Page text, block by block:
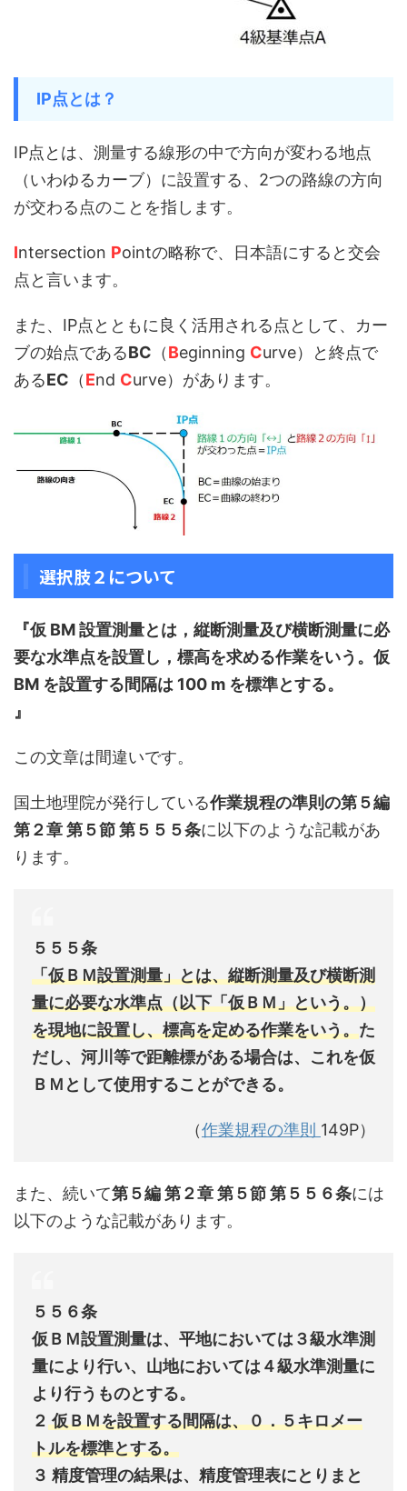
IP点とは？
IP点とは、測量する線形の中で方向が変わる地点
（いわゆるカーブ）に設置する、2つの路線の方向
が交わる点のことを指します。
Intersection Pointの略称で、日本語にすると交会
点と言います。
また、IP点とともに良く活用される点として、カー
ブの始点であるBC （Beginning Curve）と終点で
あるEC （End Curve）があります。
選択肢２について
『仮 BM 設置測量とは，縦断測量及び横断測量に必
要な水準点を設置し，標高を求める作業をいう。仮
BM を設置する間隔は 100 m を標準とする。
』
この文章は間違いです。
国土地理院が発行している作業規程の準則の第５編
第２章 第５節 第５５５条に以下のような記載があ
ります。
５５５条
「仮ＢＭ設置測量」とは、縦断測量及び横断測
量に必要な水準点（以下「仮ＢＭ」という。）
を現地に設置し、標高を定める作業をいう。た
だし、河川等で距離標がある場合は、これを仮
ＢＭとして使用することができる。
（作業規程の準則 149P）
また、続いて第５編 第２章 第５節 第５５６条には
以下のような記載があります。
５５６条
仮ＢＭ設置測量は、平地においては３級水準測
量により行い、山地においては４級水準測量に
より行うものとする。
２仮ＢＭを設置する間隔は、０．５キロメー
トルを標準とする。
３ 精度管理の結果は、精度管理表にとりまと